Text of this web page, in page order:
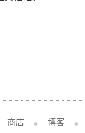
商店 博客